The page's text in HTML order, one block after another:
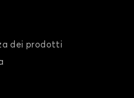
CL C215
dei prodotti